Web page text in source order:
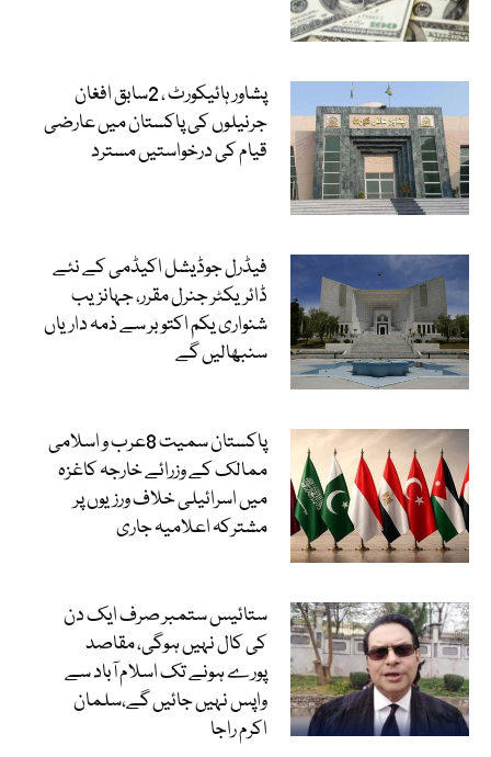
پشاور ہائیکورٹ ، 2سابق افغان
جرنیلوں کی پاکستان میں عارضی
قیام کی درخواستیں مسترد
فیڈرل جوڈیشل اکیڈمی کے نئے
ڈائریکٹر جنرل مقرر، جہانزیب
شنواری یکم اکتوبر سے ذمہ داریاں
سنبھالیں گے
پاکستان سمیت 8عرب و اسلامی
ممالک کے وزرائے خارجہ کاغزہ
میں اسرائیلی خلاف ورزیوں پر
مشترکہ اعلامیہ جاری
ستائیس ستمبر صرف ایک دن
کی کال نہیں ہوگی، مقاصد
پورے ہونے تک اسلام آباد سے
واپس نہیں جائیں گے،سلمان
اکرم راجا